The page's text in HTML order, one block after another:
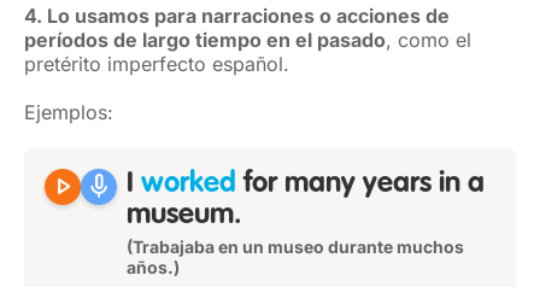
4. Lo usamos para narraciones o acciones de
períodos de largo tiempo en el pasado, como el
pretérito imperfecto español.
Ejemplos:
play_arrow mic I worked for many years in a
museum.
(Trabajaba en un museo durante muchos
años.)